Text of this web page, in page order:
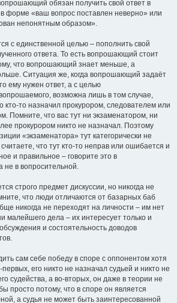
обязан получить свой ответ в
форме «ваш вопрос поставлен неверно» или
непонятным образом».
с единственной целью – пополнить свой
ответа. То есть вопрошающий стоит
что вопрошающий знает меньше, а
Ситуация же, когда вопрошающий задаёт
ему нужен ответ, а с целью
возможна лишь в том случае,
кто-то назначил прокурором, следователем или
Помните, что вас тут ни экзаменатором, ни
прокурором никто не назначал. Поэтому
«экзаменатора» тут категорически не
что тут кто-то неправ или ошибается и
и правильное – говорите это в
не в вопросительной.
строго предмет дискуссии, но никогда не
что люди отличаются от базарных баб
никогда не переходят на личности – им нет
малейшего дела – их интересует только и
и состоятельность доводов
сам себе победу в споре с оппонентом хотя
его никто не назначал судьей и никто не
судейства, а во-вторых, он даже в теории не
просто потому, что в споре он является
а судья не может быть заинтересованной